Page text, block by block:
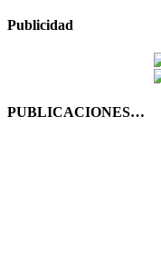
Publicidad
PUBLICACIONES…